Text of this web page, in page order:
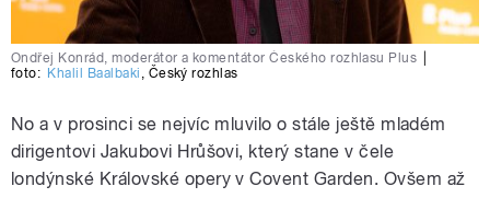
Ondřej Konrád, moderátor a komentátor Českého rozhlasu Plus
foto: Khalil Baalbaki , Český rozhlas
No a v prosinci se nejvíc mluvilo o stále ještě mladém
dirigentovi Jakubovi Hrůšovi, který stane v čele
londýnské Královské opery v Covent Garden. Ovšem až